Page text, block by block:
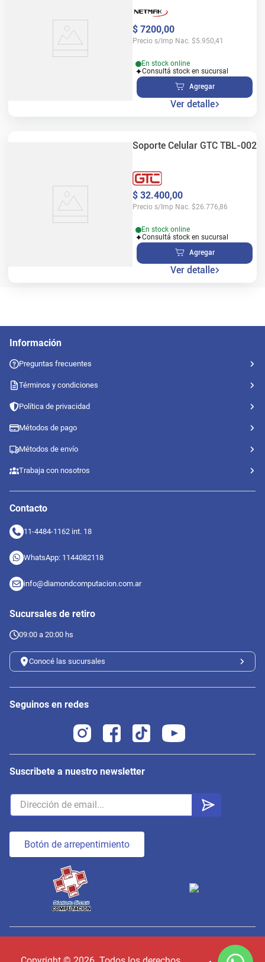
$ 7200,00
Precio s/Imp Nac. $5.950,41
En stock online
Consultá stock en sucursal
Agregar
Ver detalle
Soporte Celular GTC TBL-002
$ 32.400,00
Precio s/Imp Nac. $26.776,86
En stock online
Consultá stock en sucursal
Agregar
Ver detalle
Información
Preguntas frecuentes
Términos y condiciones
Política de privacidad
Métodos de pago
Métodos de envío
Trabaja con nosotros
Contacto
11-4484-1162 int. 18
WhatsApp: 1144082118
info@diamondcomputacion.com.ar
Sucursales de retiro
09:00 a 20:00 hs
Conocé las sucursales
Seguinos en redes
Suscribete a nuestro newsletter
Botón de arrepentimiento